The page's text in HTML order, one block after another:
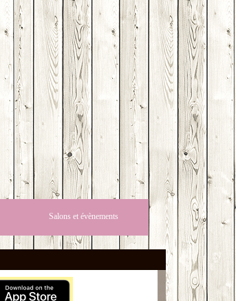
Salons et évènements